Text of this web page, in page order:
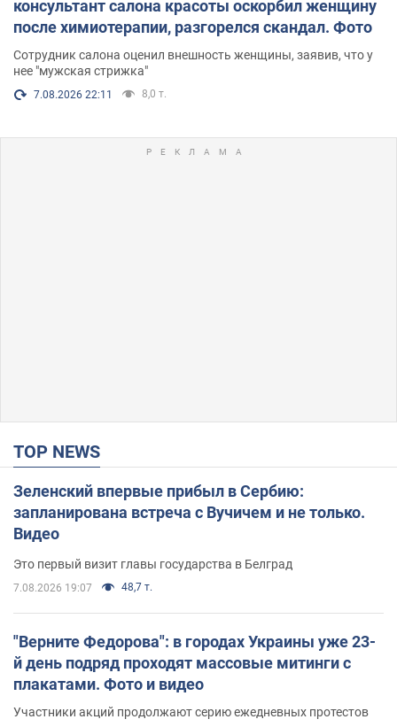
консультант салона красоты оскорбил женщину
после химиотерапии, разгорелся скандал. Фото
Сотрудник салона оценил внешность женщины, заявив, что у
нее "мужская стрижка"
7.08.2026 22:11 8,0 т.
TOP NEWS
Зеленский впервые прибыл в Сербию:
запланирована встреча с Вучичем и не только.
Видео
Это первый визит главы государства в Белград
7.08.2026 19:07 48,7 т.
"Верните Федорова": в городах Украины уже 23-
й день подряд проходят массовые митинги с
плакатами. Фото и видео
Участники акций продолжают серию ежедневных протестов